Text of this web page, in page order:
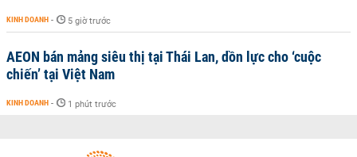
KINH DOANH - 5 giờ trước
AEON bán mảng siêu thị tại Thái Lan, dồn lực cho ‘cuộc
chiến’ tại Việt Nam
KINH DOANH - 1 phút trước